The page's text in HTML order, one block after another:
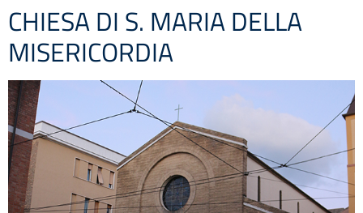
CHIESA DI S. MARIA DELLA
MISERICORDIA